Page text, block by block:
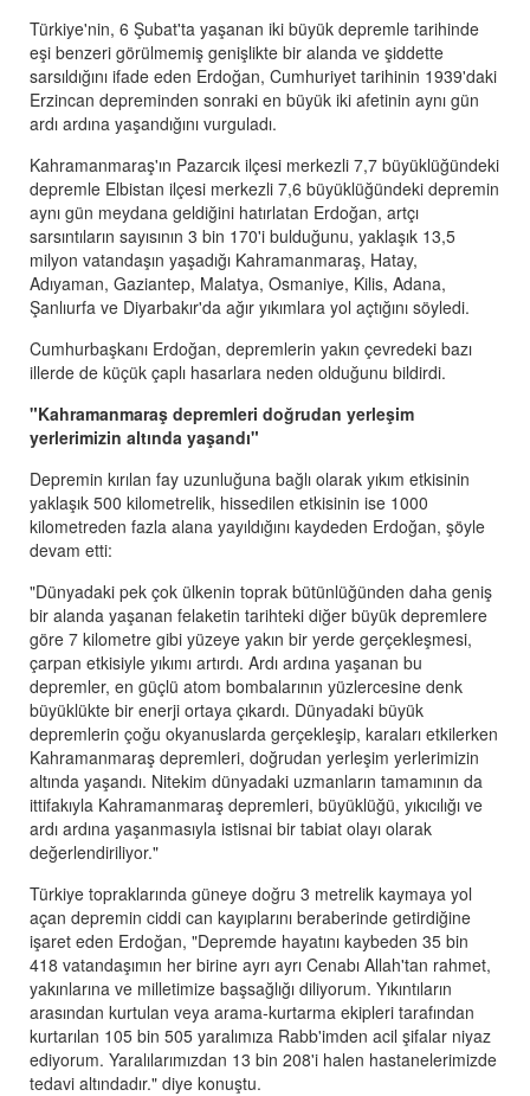
Türkiye'nin, 6 Şubat'ta yaşanan iki büyük depremle tarihinde
eşi benzeri görülmemiş genişlikte bir alanda ve şiddette
sarsıldığını ifade eden Erdoğan, Cumhuriyet tarihinin 1939'daki
Erzincan depreminden sonraki en büyük iki afetinin aynı gün
ardı ardına yaşandığını vurguladı.
Kahramanmaraş'ın Pazarcık ilçesi merkezli 7,7 büyüklüğündeki
depremle Elbistan ilçesi merkezli 7,6 büyüklüğündeki depremin
aynı gün meydana geldiğini hatırlatan Erdoğan, artçı
sarsıntıların sayısının 3 bin 170'i bulduğunu, yaklaşık 13,5
milyon vatandaşın yaşadığı Kahramanmaraş, Hatay,
Adıyaman, Gaziantep, Malatya, Osmaniye, Kilis, Adana,
Şanlıurfa ve Diyarbakır'da ağır yıkımlara yol açtığını söyledi.
Cumhurbaşkanı Erdoğan, depremlerin yakın çevredeki bazı
illerde de küçük çaplı hasarlara neden olduğunu bildirdi.
"Kahramanmaraş depremleri doğrudan yerleşim
yerlerimizin altında yaşandı"
Depremin kırılan fay uzunluğuna bağlı olarak yıkım etkisinin
yaklaşık 500 kilometrelik, hissedilen etkisinin ise 1000
kilometreden fazla alana yayıldığını kaydeden Erdoğan, şöyle
devam etti:
"Dünyadaki pek çok ülkenin toprak bütünlüğünden daha geniş
bir alanda yaşanan felaketin tarihteki diğer büyük depremlere
göre 7 kilometre gibi yüzeye yakın bir yerde gerçekleşmesi,
çarpan etkisiyle yıkımı artırdı. Ardı ardına yaşanan bu
depremler, en güçlü atom bombalarının yüzlercesine denk
büyüklükte bir enerji ortaya çıkardı. Dünyadaki büyük
depremlerin çoğu okyanuslarda gerçekleşip, karaları etkilerken
Kahramanmaraş depremleri, doğrudan yerleşim yerlerimizin
altında yaşandı. Nitekim dünyadaki uzmanların tamamının da
ittifakıyla Kahramanmaraş depremleri, büyüklüğü, yıkıcılığı ve
ardı ardına yaşanmasıyla istisnai bir tabiat olayı olarak
değerlendiriliyor."
Türkiye topraklarında güneye doğru 3 metrelik kaymaya yol
açan depremin ciddi can kayıplarını beraberinde getirdiğine
işaret eden Erdoğan, "Depremde hayatını kaybeden 35 bin
418 vatandaşımın her birine ayrı ayrı Cenabı Allah'tan rahmet,
yakınlarına ve milletimize başsağlığı diliyorum. Yıkıntıların
arasından kurtulan veya arama-kurtarma ekipleri tarafından
kurtarılan 105 bin 505 yaralımıza Rabb'imden acil şifalar niyaz
ediyorum. Yaralılarımızdan 13 bin 208'i halen hastanelerimizde
tedavi altındadır." diye konuştu.